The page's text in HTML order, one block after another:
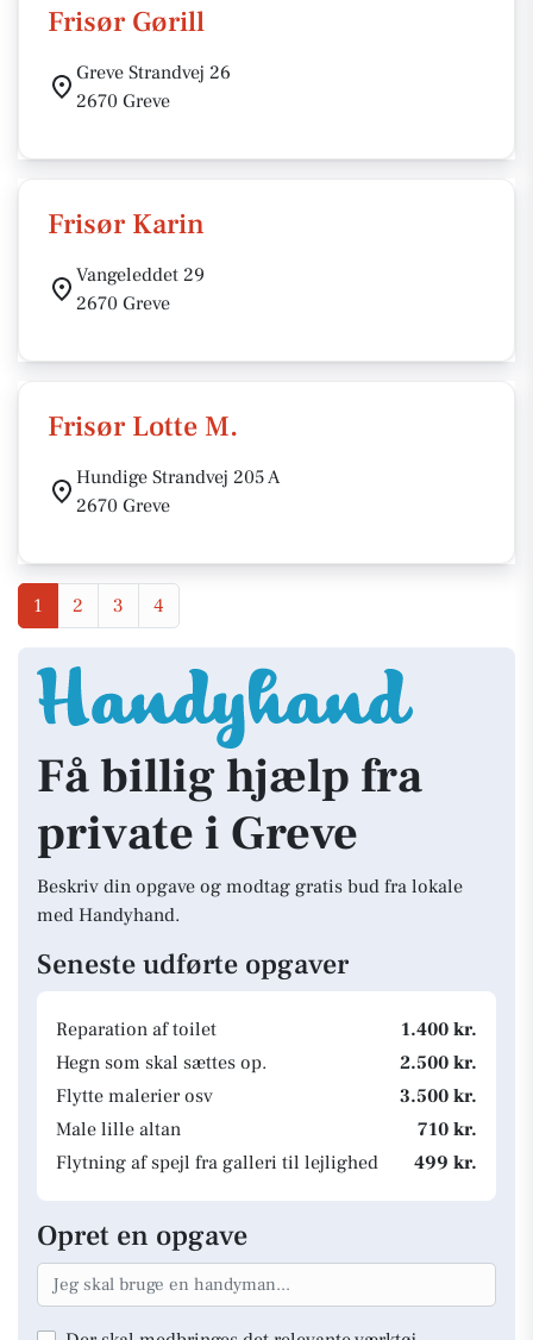
Frisør Gørill
Greve Strandvej 26
2670 Greve
Frisør Karin
Vangeleddet 29
2670 Greve
Frisør Lotte M.
Hundige Strandvej 205 A
2670 Greve
1 2 3 4
Få billig hjælp fra
private i Greve
Beskriv din opgave og modtag gratis bud fra lokale
med Handyhand.
Seneste udførte opgaver
Reparation af toilet
1.400 kr.
Hegn som skal sættes op.
2.500 kr.
Flytte malerier osv
3.500 kr.
Male lille altan
710 kr.
Flytning af spejl fra galleri til lejlighed
499 kr.
Opret en opgave